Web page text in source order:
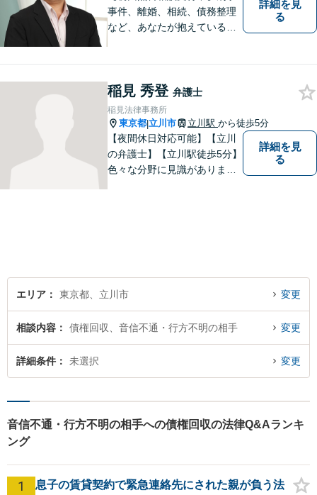
事件、離婚、相続、債務整理
など、あなたが抱えている問
詳細を見
る
稲見 秀登 弁護士
稲見法律事務所
東京都|立川市 立川駅 から徒歩5分
【夜間休日対応可能】【立川
の弁護士】【立川駅徒歩5分】
色々な分野に見識がありま
詳細を見
る
エリア 東京都、立川市 変更
相談内容 債権回収、音信不通・行方不明の相手 変更
詳細条件 未選択 変更
音信不通・行方不明の相手への債権回収の法律Q&Aランキ
ング
1
息子の賃貸契約で緊急連絡先にされた親が負う法